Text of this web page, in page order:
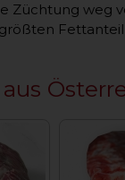
Züchtung weg